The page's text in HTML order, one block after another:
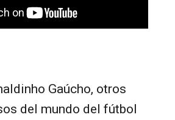
Gaúcho, otros
del mundo del fútbol